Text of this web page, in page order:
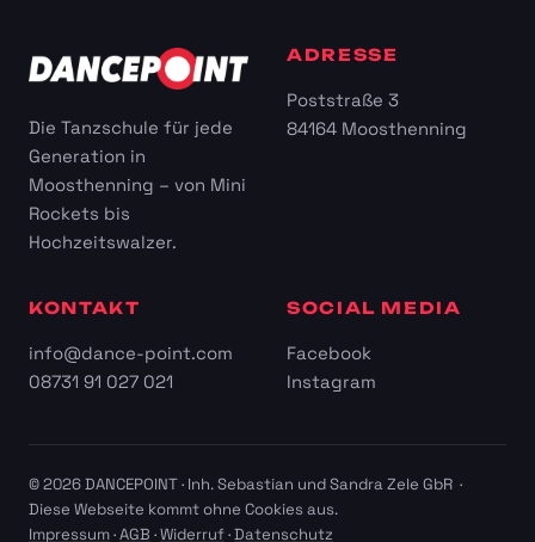
Die Tanzschule für jede
Generation in
Moosthenning – von Mini
Rockets bis
Hochzeitswalzer.
ADRESSE
Poststraße 3
84164 Moosthenning
KONTAKT
info@dance-point.com
08731 91 027 021
SOCIAL MEDIA
Facebook
Instagram
© 2026 DANCEPOINT · Inh. Sebastian und Sandra Zele GbR ·
Diese Webseite kommt ohne Cookies aus.
Impressum·AGB ·Widerruf·Datenschutz